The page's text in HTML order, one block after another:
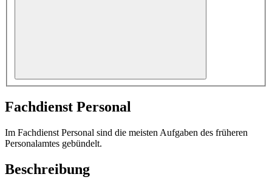
Fachdienst Personal
Im Fachdienst Personal sind die meisten Aufgaben des früheren
Personalamtes gebündelt.
Beschreibung